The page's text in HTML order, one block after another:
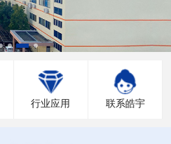
行业应用 联系皓宇